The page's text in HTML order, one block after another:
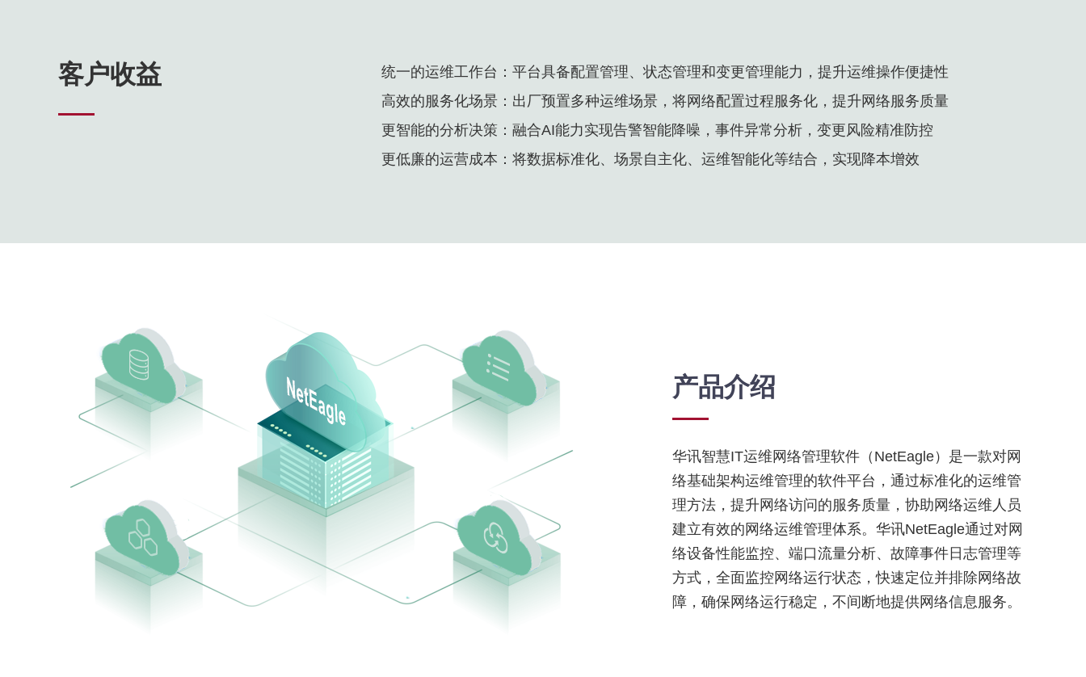
客户收益
统一的运维工作台：平台具备配置管理、状态管理和变更管理能力，提升运维操作便捷性
高效的服务化场景：出厂预置多种运维场景，将网络配置过程服务化，提升网络服务质量
更智能的分析决策：融合AI能力实现告警智能降噪，事件异常分析，变更风险精准防控
更低廉的运营成本：将数据标准化、场景自主化、运维智能化等结合，实现降本增效
产品介绍
华讯智慧IT运维网络管理软件（NetEagle）是一款对网
络基础架构运维管理的软件平台，通过标准化的运维管
理方法，提升网络访问的服务质量，协助网络运维人员
建立有效的网络运维管理体系。华讯NetEagle通过对网
络设备性能监控、端口流量分析、故障事件日志管理等
方式，全面监控网络运行状态，快速定位并排除网络故
障，确保网络运行稳定，不间断地提供网络信息服务。